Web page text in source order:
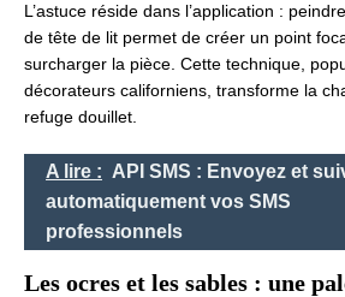
L’astuce réside dans l’application :
de tête de lit permet de créer un point
surcharger la pièce. Cette technique,
décorateurs californiens, transforme la
refuge douillet.
A lire : API SMS : Envoyez et
automatiquement vos SMS
professionnels
Les ocres et les sables : une